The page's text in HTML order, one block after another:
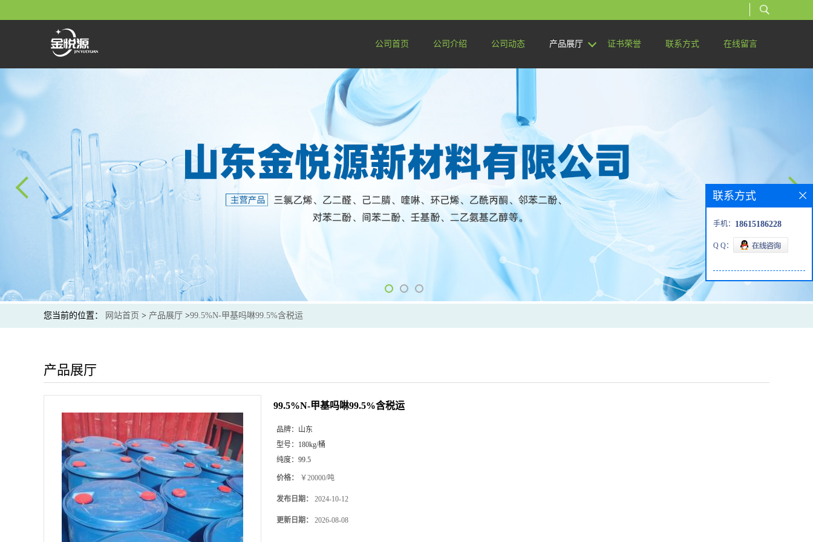
公司首页 公司介绍 公司动态 产品展厅 证书荣誉 联系方式 在线留言
您当前的位置： 网站首页 > 产品展厅 >99.5%N-甲基吗啉99.5%含税运
产品展厅
99.5%N-甲基吗啉99.5%含税运
品牌： 山东
型号： 180kg/桶
纯度： 99.5
价格： ￥20000/吨
发布日期： 2024-10-12
更新日期： 2026-08-08
联系方式
手机： 18615186228
Q Q：